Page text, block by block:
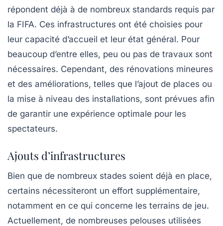
répondent déjà à de nombreux standards requis par
la FIFA. Ces infrastructures ont été choisies pour
leur capacité d’accueil et leur état général. Pour
beaucoup d’entre elles, peu ou pas de travaux sont
nécessaires. Cependant, des rénovations mineures
et des améliorations, telles que l’ajout de places ou
la mise à niveau des installations, sont prévues afin
de garantir une expérience optimale pour les
spectateurs.
Ajouts d’infrastructures
Bien que de nombreux stades soient déjà en place,
certains nécessiteront un effort supplémentaire,
notamment en ce qui concerne les terrains de jeu.
Actuellement, de nombreuses pelouses utilisées